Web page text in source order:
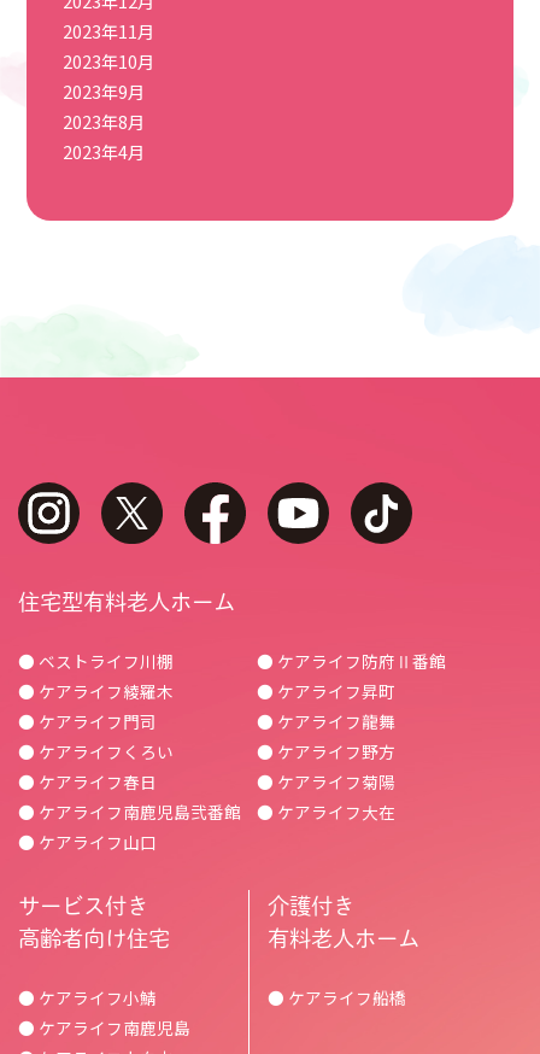
2023年11月
2023年10月
2023年9月
2023年8月
2023年4月
instagram twitter facebook youtube
住宅型有料老人ホーム
● ベストライフ川棚
● ケアライフ綾羅木
● ケアライフ門司
● ケアライフくろい
● ケアライフ春日
● ケアライフ南鹿児島弐番館
● ケアライフ山口
● ケアライフ防府Ⅱ番館
● ケアライフ昇町
● ケアライフ龍舞
● ケアライフ野方
● ケアライフ菊陽
● ケアライフ大在
サービス付き
高齢者向け住宅
● ケアライフ小鯖
● ケアライフ南鹿児島
介護付き
有料老人ホーム
● ケアライフ船橋